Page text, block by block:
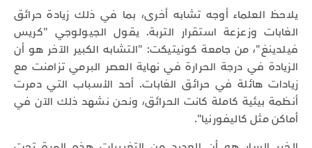
يلاحظ العلماء أوجه تشابه أخرى، بما في ذلك زيادة حرائق
الغابات وزعزعة استقرار التربة. يقول الجيولوجي "كريس
فيلدينغ"، من جامعة كونيتيكت: "التشابه الكبير الآخر هو أن
الزيادة في درجة الحرارة في نهاية العصر البرمي تزامنت مع
زيادات هائلة في حرائق الغابات. أحد الأسباب التي دمرت
أنظمة بيئية كاملة كانت الحرائق، ونحن نشهد ذلك الآن في
أماكن مثل كاليفورنيا".